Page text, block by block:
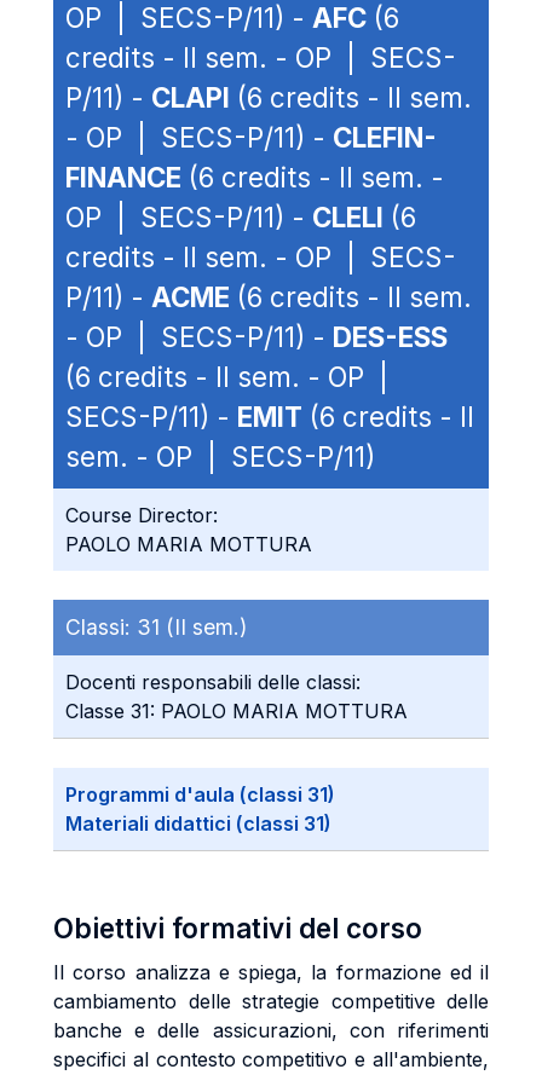
OP | SECS-P/11) - AFC (6
credits - II sem. - OP | SECS-
P/11) - CLAPI (6 credits - II sem.
- OP | SECS-P/11) - CLEFIN-
FINANCE (6 credits - II sem. -
OP | SECS-P/11) - CLELI (6
credits - II sem. - OP | SECS-
P/11) - ACME (6 credits - II sem.
- OP | SECS-P/11) - DES-ESS
(6 credits - II sem. - OP |
SECS-P/11) - EMIT (6 credits - II
sem. - OP | SECS-P/11)
Course Director:
PAOLO MARIA MOTTURA
Classi: 31 (II sem.)
Docenti responsabili delle classi:
Classe 31: PAOLO MARIA MOTTURA
Programmi d'aula (classi 31)
Materiali didattici (classi 31)
Obiettivi formativi del corso
Il corso analizza e spiega, la formazione ed il
cambiamento delle strategie competitive delle
banche e delle assicurazioni, con riferimenti
specifici al contesto competitivo e all'ambiente,